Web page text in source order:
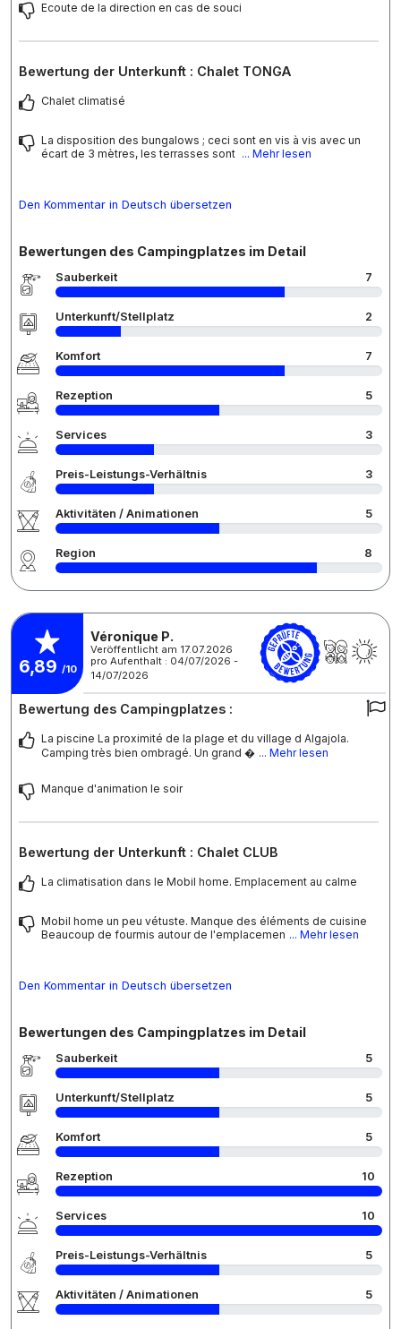
Ecoute de la direction en cas de souci
Bewertung der Unterkunft : Chalet TONGA
Chalet climatisé
La disposition des bungalows ; ceci sont en vis à vis avec un
écart de 3 mètres, les terrasses sont ... Mehr lesen
Den Kommentar in Deutsch übersetzen
Bewertungen des Campingplatzes im Detail
Sauberkeit 7
Unterkunft/Stellplatz 2
Komfort 7
Rezeption 5
Services 3
Preis-Leistungs-Verhältnis 3
Aktivitäten / Animationen 5
Region 8
6,89 /10
Véronique P.
Veröffentlicht am 17.07.2026
pro Aufenthalt : 04/07/2026 -
14/07/2026
Bewertung des Campingplatzes :
La piscine La proximité de la plage et du village d Algajola.
Camping très bien ombragé. Un grand  ... Mehr lesen
Manque d'animation le soir
Bewertung der Unterkunft : Chalet CLUB
La climatisation dans le Mobil home. Emplacement au calme
Mobil home un peu vétuste. Manque des éléments de cuisine
Beaucoup de fourmis autour de l'emplacemen ... Mehr lesen
Den Kommentar in Deutsch übersetzen
Bewertungen des Campingplatzes im Detail
Sauberkeit 5
Unterkunft/Stellplatz 5
Komfort 5
Rezeption 10
Services 10
Preis-Leistungs-Verhältnis 5
Aktivitäten / Animationen 5